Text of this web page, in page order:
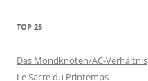
TOP 25
Das Mondknoten/AC-Verhältnis
Le Sacre du Printemps